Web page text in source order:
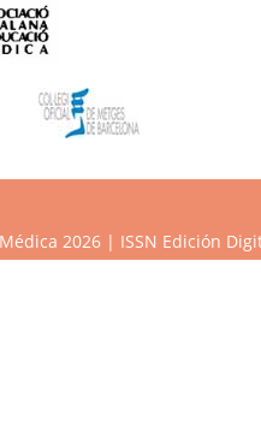
2026 | ISSN Edición